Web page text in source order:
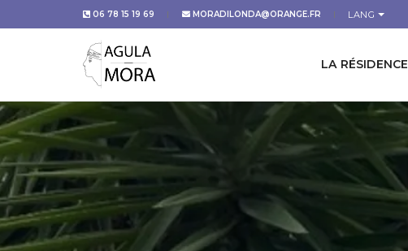
06 78 15 19 69 MORADILONDA@ORANGE.FR LANG
LA RÉSIDENCE